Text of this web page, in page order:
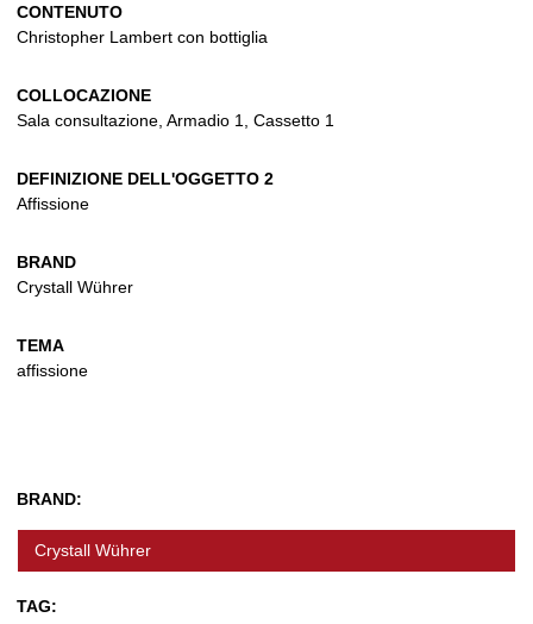
CONTENUTO
Christopher Lambert con bottiglia
COLLOCAZIONE
Sala consultazione, Armadio 1, Cassetto 1
DEFINIZIONE DELL'OGGETTO 2
Affissione
BRAND
Crystall Wührer
TEMA
affissione
BRAND:
Crystall Wührer
TAG: